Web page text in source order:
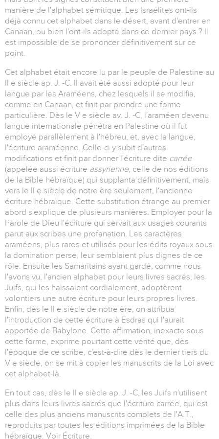
manière de l'alphabet sémitique. Les Israélites ont-ils
déjà connu cet alphabet dans le désert, avant d'entrer en
Canaan, ou bien l'ont-ils adopté dans ce dernier pays ? Il
est impossible de se prononcer définitivement sur ce
point.
Cet alphabet était encore lu par le peuple de Palestine au
II e siècle ap. J. -C. Il avait été aussi adopté pour leur
langue par les Araméens, chez lesquels il se modifia,
comme en Canaan, et finit par prendre une forme
particulière. Dès le V e siècle av. J. -C, l'araméen devenu
langue internationale pénétra en Palestine où il fut
employé parallèlement à l'hébreu, et, avec la langue,
l'écriture araméenne. Celle-ci y subit d'autres
modifications et finit par donner l'écriture dite carrée
(appelée aussi écriture assyrienne, celle de nos éditions
de la Bible hébraïque) qui supplanta définitivement, mais
vers le II e siècle de notre ère seulement, l'ancienne
écriture hébraïque. Cette substitution étrange au premier
abord s'explique de plusieurs manières. Employer pour la
Parole de Dieu l'écriture qui servait aux usages courants
parut aux scribes une profanation. Les caractères
araméens, plus rares et utilisés pour les édits royaux sous
la domination perse, leur semblaient plus dignes de ce
rôle. Ensuite les Samaritains ayant gardé, comme nous
l'avons vu, l'ancien alphabet pour leurs livres sacrés, les
Juifs, qui les haïssaient cordialement, adoptèrent
volontiers une autre écriture pour leurs propres livres.
Enfin, dès le II e siècle de notre ère, on attribua
l'introduction de cette écriture à Esdras qui l'aurait
apportée de Babylone. Cette affirmation, inexacte sous
cette forme, exprime pourtant cette vérité que, dès
l'époque de ce scribe, c'est-à-dire dès le dernier tiers du
V e siècle, on se mit à copier les manuscrits de la Loi avec
cet alphabet-là.
En tout cas, dès le II e siècle ap. J. -C, les Juifs n'utilisent
plus dans leurs livres sacrés que l'écriture carrée, qui est
celle des plus anciens manuscrits complets de l'A.T.,
reproduits par toutes les éditions imprimées de la Bible
hébraïque. Voir Écriture.